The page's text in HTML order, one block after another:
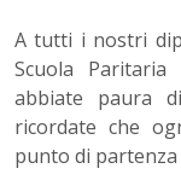
A tutti i nostri
Scuola
abbiate paura
ricordate che
punto di